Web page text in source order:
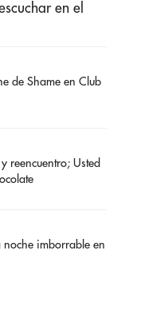
en el
de Shame en Club
reencuentro; Usted
noche imborrable en